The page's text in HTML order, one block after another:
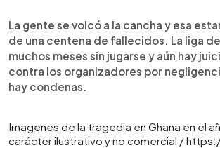
La gente se volcó a la cancha y esa
de una centena de fallecidos. La liga
muchos meses sin jugarse y aún hay
contra los organizadores por
hay condenas.
Imagenes de la tragedia en Ghana en el
carácter ilustrativo y no comercial /